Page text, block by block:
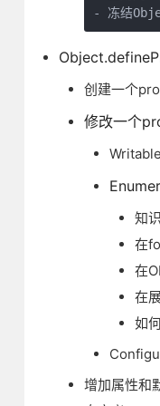
- 冻结
创建一个
修改一个
知
在
在
在
如
增加属性和